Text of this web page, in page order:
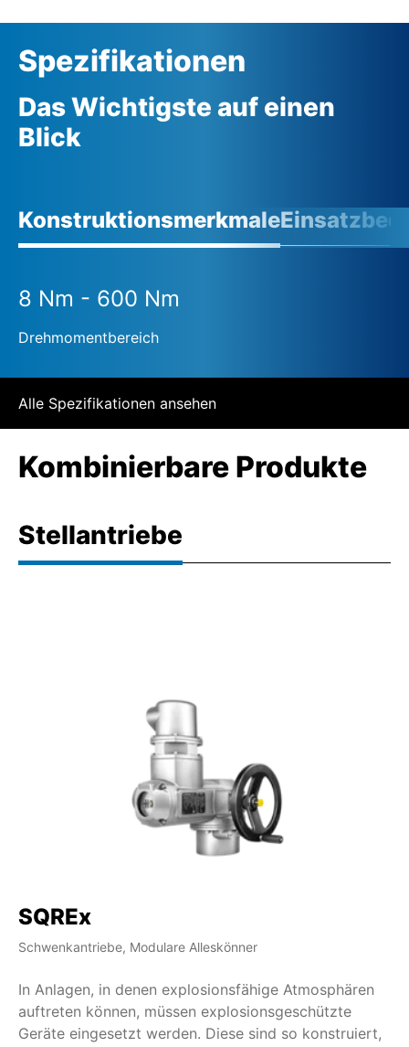
Spezifikationen
Das Wichtigste auf einen
Blick
Konstruktionsmerkmale
8 Nm - 600 Nm
Drehmomentbereich
Alle Spezifikationen ansehen
Kombinierbare Produkte
Stellantriebe
SQREx
Schwenkantriebe, Modulare Alleskönner
In Anlagen, in denen explosionsfähige Atmosphären
auftreten können, müssen explosionsgeschützte
Geräte eingesetzt werden. Diese sind so konstruiert,